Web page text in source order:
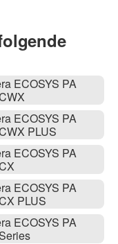
ECOSYS PA
ECOSYS PA
PLUS
ECOSYS PA
ECOSYS PA
PLUS
ECOSYS PA